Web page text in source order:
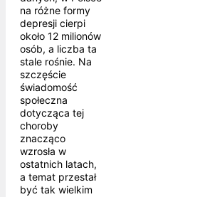
na różne formy
depresji cierpi
około 12 milionów
osób, a liczba ta
stale rośnie. Na
szczęście
świadomość
społeczna
dotycząca tej
choroby
znacząco
wzrosła w
ostatnich latach,
a temat przestał
być tak wielkim